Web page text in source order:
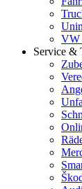
VW
Service &